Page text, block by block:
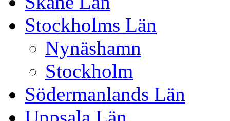
Stockholms Län
Nynäshamn
Stockholm
Södermanlands Län